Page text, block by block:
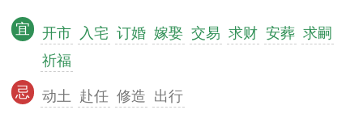
宜 开市 入宅 订婚 嫁娶 交易 求财 安葬 求嗣
祈福
忌 动土 赴任 修造 出行